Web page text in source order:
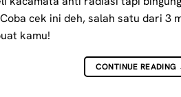
cek ini deh, salah satu dari 3
kamu!
CONTINUE READING